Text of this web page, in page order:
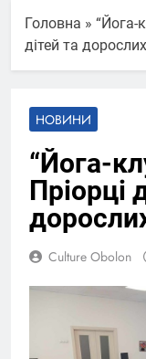
Головна » “Йога-
дітей та дорослих
НОВИНИ
“Йога-
Пріорці
Culture Obolon